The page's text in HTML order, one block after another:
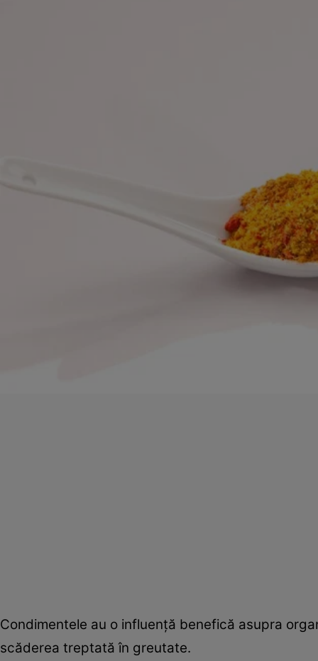
Condimentele au o influenţă benefică asupra
scăderea treptată în greutate.